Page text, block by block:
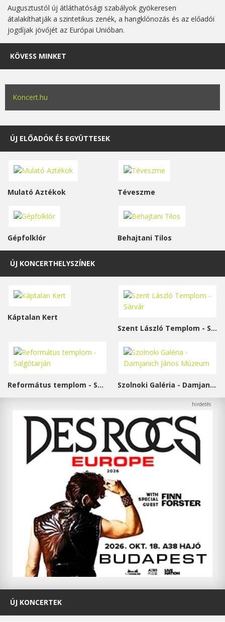
Augusztustól új átláthatósági szabályok gyökeresen
átalakíthatják a szintetikus zenék, a hangklónozás és az előadói
jogdíjak jövőjét az Európai Unióban.
KÖVESS MINKET
Koncert.hu
ÚJ ELŐADÓK ÉS EGYÜTTESEK
Mulató Aztékok Téveszme
Gépfolklór Behajtani Tilos
ÚJ KONCERTHELYSZÍNEK
Káptalan Kert
Szent László Templom - Sárvár
Református templom - Salgótarján Szolnoki Galéria - Damjanich János Múzeum
ÚJ KONCERTEK